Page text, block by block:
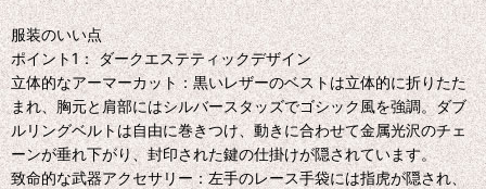
服装のいい点
ポイント1： ダークエステティックデザイン
立体的なアーマーカット：黒いレザーのベストは立体的に折りたた
まれ、胸元と肩部にはシルバースタッズでゴシック風を強調。ダブ
ルリングベルトは自由に巻きつけ、動きに合わせて金属光沢のチェ
ーンが垂れ下がり、封印された鍵の仕掛けが隠されています。
致命的な武器アクセサリー：左手のレース手袋には指虎が隠され、